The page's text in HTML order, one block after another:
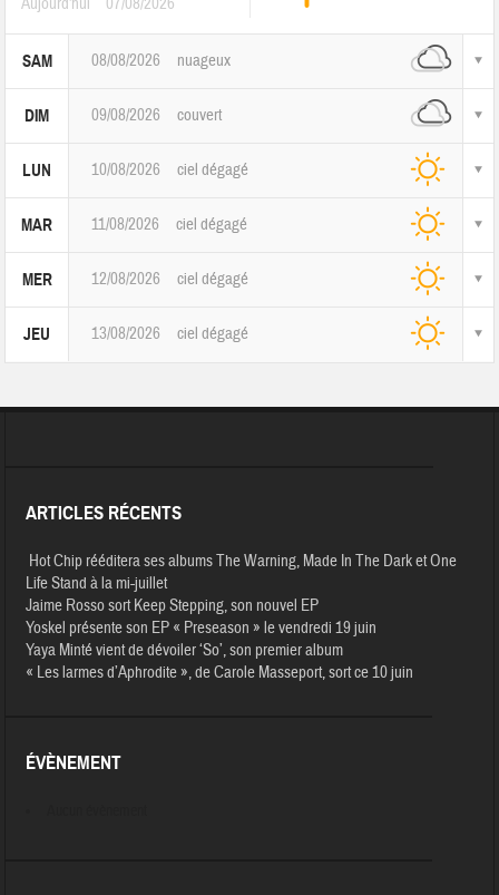
SAM 08/08/2026 nuageux
DIM 09/08/2026 couvert
LUN 10/08/2026 ciel dégagé
MAR 11/08/2026 ciel dégagé
MER 12/08/2026 ciel dégagé
JEU 13/08/2026 ciel dégagé
ARTICLES RÉCENTS
Hot Chip rééditera ses albums The Warning, Made In The Dark et One
Life Stand à la mi-juillet
Jaime Rosso sort Keep Stepping, son nouvel EP
Yoskel présente son EP « Preseason » le vendredi 19 juin
Yaya Minté vient de dévoiler ‘So’, son premier album
« Les larmes d’Aphrodite », de Carole Masseport, sort ce 10 juin
ÉVÈNEMENT